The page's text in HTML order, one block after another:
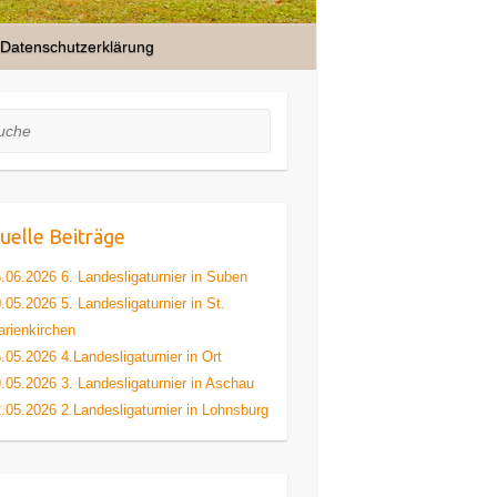
Datenschutzerklärung
Beiträge
6. Landesligaturnier in Suben
5. Landesligaturnier in St.
4.Landesligaturnier in Ort
3. Landesligaturnier in Aschau
2.Landesligaturnier in Lohnsburg